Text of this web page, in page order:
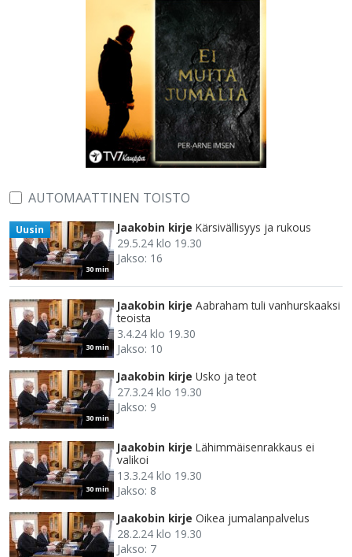
AUTOMAATTINEN TOISTO
30 min
Uusin Jaakobin kirje Kärsivällisyys ja rukous
29.5.24 klo 19.30
Jakso: 16
30 min
Jaakobin kirje Aabraham tuli vanhurskaaksi
teoista
3.4.24 klo 19.30
Jakso: 10
30 min
Jaakobin kirje Usko ja teot
27.3.24 klo 19.30
Jakso: 9
30 min
Jaakobin kirje Lähimmäisenrakkaus ei
valikoi
13.3.24 klo 19.30
Jakso: 8
Jaakobin kirje Oikea jumalanpalvelus
28.2.24 klo 19.30
Jakso: 7